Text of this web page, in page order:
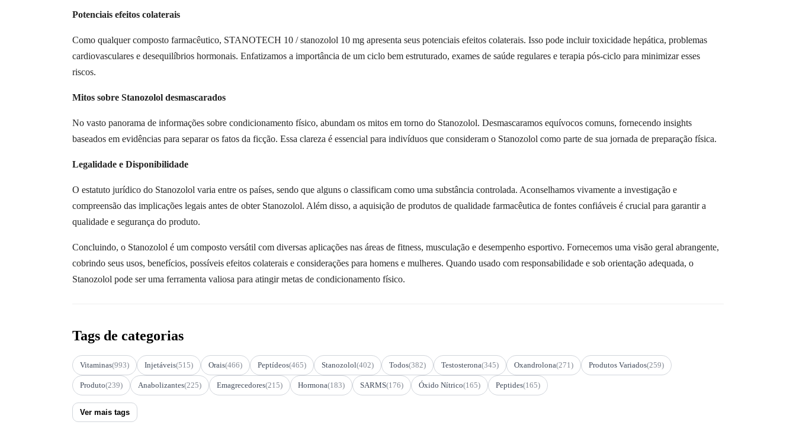
Potenciais efeitos colaterais
Como qualquer composto farmacêutico, STANOTECH 10 / stanozolol 10 mg apresenta seus potenciais efeitos colaterais. Isso pode incluir toxicidade hepática, problemas
cardiovasculares e desequilíbrios hormonais. Enfatizamos a importância de um ciclo bem estruturado, exames de saúde regulares e terapia pós-ciclo para minimizar esses
riscos.
Mitos sobre Stanozolol desmascarados
No vasto panorama de informações sobre condicionamento físico, abundam os mitos em torno do Stanozolol. Desmascaramos equívocos comuns, fornecendo insights
baseados em evidências para separar os fatos da ficção. Essa clareza é essencial para indivíduos que consideram o Stanozolol como parte de sua jornada de preparação física.
Legalidade e Disponibilidade
O estatuto jurídico do Stanozolol varia entre os países, sendo que alguns o classificam como uma substância controlada. Aconselhamos vivamente a investigação e
compreensão das implicações legais antes de obter Stanozolol. Além disso, a aquisição de produtos de qualidade farmacêutica de fontes confiáveis é crucial para garantir a
qualidade e segurança do produto.
Concluindo, o Stanozolol é um composto versátil com diversas aplicações nas áreas de fitness, musculação e desempenho esportivo. Fornecemos uma visão geral abrangente,
cobrindo seus usos, benefícios, possíveis efeitos colaterais e considerações para homens e mulheres. Quando usado com responsabilidade e sob orientação adequada, o
Stanozolol pode ser uma ferramenta valiosa para atingir metas de condicionamento físico.
Tags de categorias
Vitaminas(993) Injetáveis(515) Orais(466) Peptídeos(465) Stanozolol(402) Todos(382) Testosterona(345) Oxandrolona(271) Produtos Variados(259)
Produto(239) Anabolizantes(225) Emagrecedores(215) Hormona(183) SARMS(176) Óxido Nítrico(165) Peptides(165)
Ver mais tags